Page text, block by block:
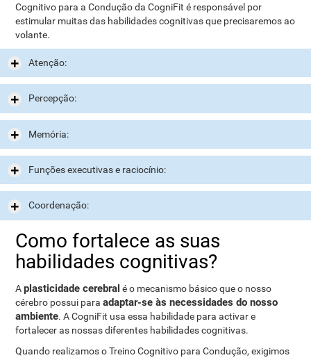
Cognitivo para a Condução da CogniFit é responsável por
estimular muitas das habilidades cognitivas que precisaremos ao
volante.
Atenção:
Percepção:
Memória:
Funções executivas e raciocínio:
Coordenação:
Como fortalece as suas
habilidades cognitivas?
Aplasticidade cerebral é o mecanismo básico que o nosso
cérebro possui paraadaptar-se às necessidades do nosso
ambiente. A CogniFit usa essa habilidade para activar e
fortalecer as nossas diferentes habilidades cognitivas.
Quando realizamos o Treino Cognitivo para Condução, exigimos